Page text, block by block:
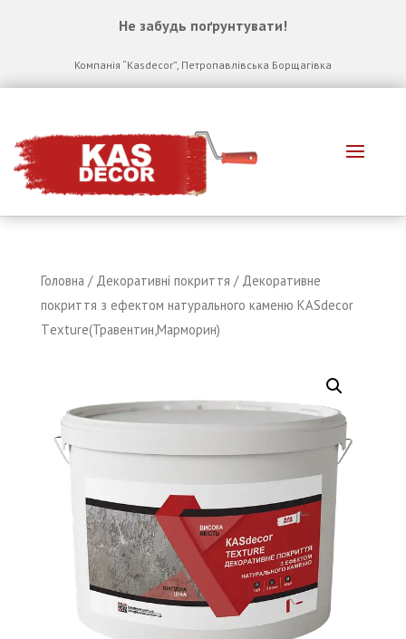
Не забудь поґрунтувати!
Компанія “Kasdecor”, Петропавлівська Борщагівка
Головна / Декоративні покриття / Декоративне
покриття з ефектом натурального каменю КASdecor
Тexture(Травентин,Марморин)